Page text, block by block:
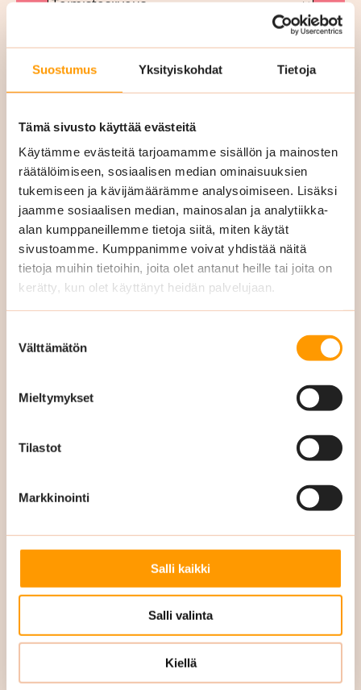
Suostumus Yksityiskohdat Tietoja
Tämä sivusto käyttää evästeitä
Käytämme evästeitä tarjoamamme sisällön ja mainosten
räätälöimiseen, sosiaalisen median ominaisuuksien
tukemiseen ja kävijämäärämme analysoimiseen. Lisäksi
jaamme sosiaalisen median, mainosalan ja analytiikka-
alan kumppaneillemme tietoja siitä, miten käytät
sivustoamme. Kumppanimme voivat yhdistää näitä
tietoja muihin tietoihin, joita olet antanut heille tai joita on
kerätty, kun olet käyttänyt heidän palvelujaan.
valinta
Välttämätön
Mieltymykset
Tilastot
Markkinointi
Salli kaikki
Salli valinta
Kiellä
Siivottava alue m2
Kohteen katuosoite*
Kohteen postinumero
Yritys*